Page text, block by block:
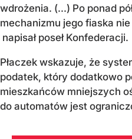
wdrożenia. (...) Po ponad
mechanizmu jego fiaska
napisał poseł Konfederacji.
Płaczek wskazuje, że
podatek, który dodatkowo
mieszkańców mniejszych
do automatów jest